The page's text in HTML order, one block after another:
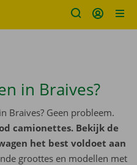
in Braives?
Braives? Geen probleem.
camionettes. Bekijk de
het best voldoet aan
groottes en modellen met